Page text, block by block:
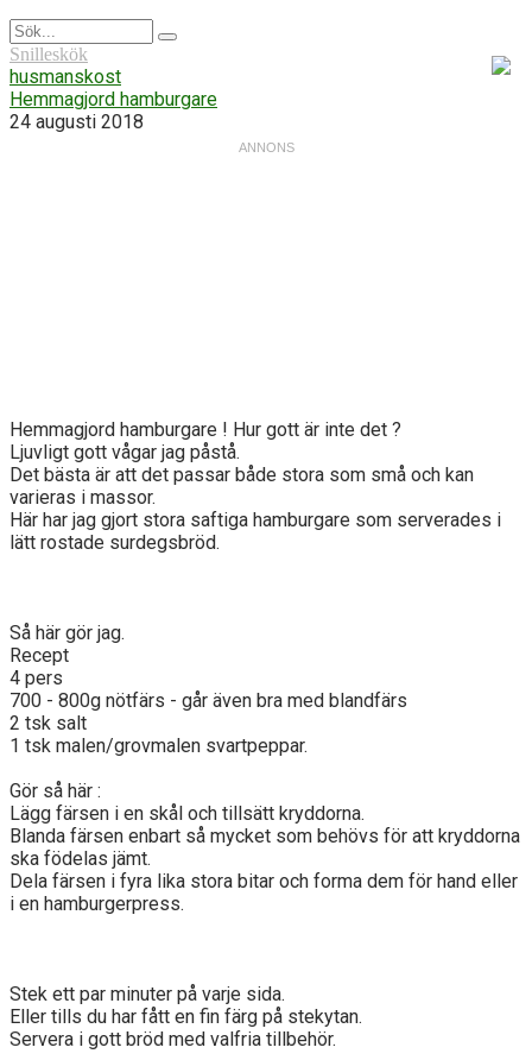
Snilleskök
husmanskost
Hemmagjord hamburgare
24 augusti 2018
Hemmagjord hamburgare ! Hur gott är inte det ?
Ljuvligt gott vågar jag påstå.
Det bästa är att det passar både stora som små och kan
varieras i massor.
Här har jag gjort stora saftiga hamburgare som serverades i
lätt rostade surdegsbröd.
Så här gör jag.
Recept
4 pers
700 - 800g nötfärs - går även bra med blandfärs
2 tsk salt
1 tsk malen/grovmalen svartpeppar.
Gör så här :
Lägg färsen i en skål och tillsätt kryddorna.
Blanda färsen enbart så mycket som behövs för att kryddorna
ska födelas jämt.
Dela färsen i fyra lika stora bitar och forma dem för hand eller
i en hamburgerpress.
Stek ett par minuter på varje sida.
Eller tills du har fått en fin färg på stekytan.
Servera i gott bröd med valfria tillbehör.